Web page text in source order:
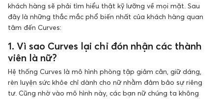
khách hàng sẽ phải tìm hiểu thật kỹ lưỡng về mọi mặt. Sau
đây là những thắc mắc phổ biến nhất của khách hàng quan
tâm đến Curves:
1. Vì sao Curves lại chỉ đón nhận các thành
viên là nữ?
Hệ thống Curves là mô hình phòng tập giảm cân, giữ dáng,
rèn luyện sức khỏe chỉ dành cho nữ nhằm đảm bảo sự riêng
tư. Cũng nhờ vào mô hình này, các bạn nữ chúng ta không